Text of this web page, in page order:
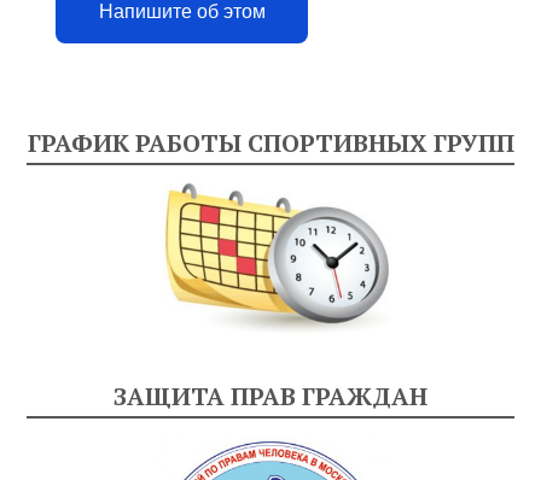
Напишите об этом
ГРАФИК РАБОТЫ СПОРТИВНЫХ ГРУПП
ЗАЩИТА ПРАВ ГРАЖДАН